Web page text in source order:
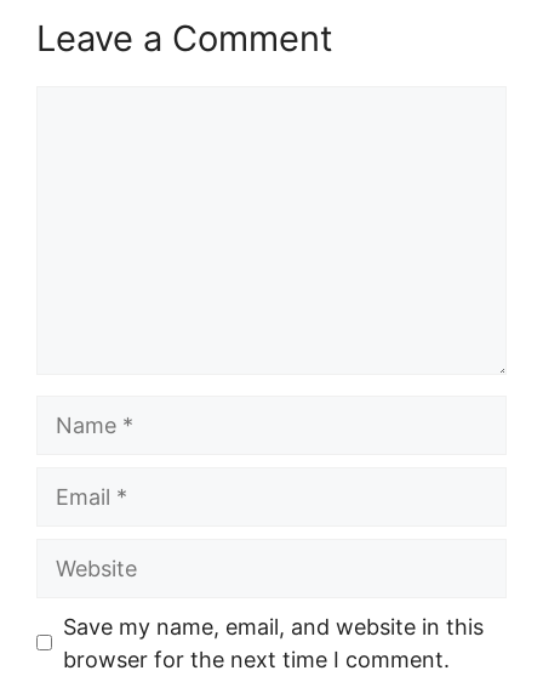
Leave a Comment
Website
Save my name, email, and website in this
browser for the next time I comment.